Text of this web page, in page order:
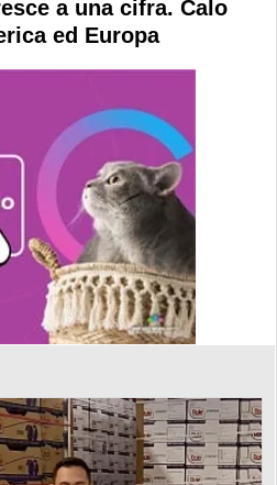
a una cifra. Calo
ed Europa